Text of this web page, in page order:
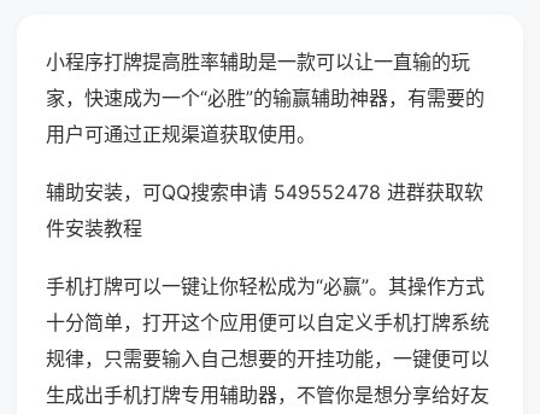
小程序打牌提高胜率辅助是一款可以让一直输的玩
家，快速成为一个“必胜”的输赢辅助神器，有需要的
用户可通过正规渠道获取使用。
辅助安装，可QQ搜索申请 549552478 进群获取软
件安装教程
手机打牌可以一键让你轻松成为“必赢”。其操作方式
十分简单，打开这个应用便可以自定义手机打牌系统
规律，只需要输入自己想要的开挂功能，一键便可以
生成出手机打牌专用辅助器，不管你是想分享给好友